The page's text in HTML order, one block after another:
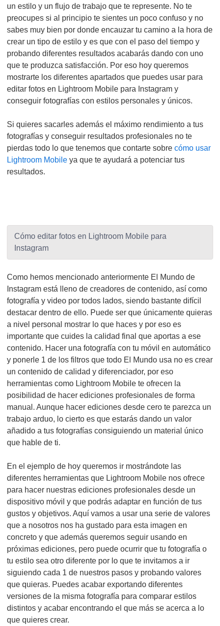
un estilo y un flujo de trabajo que te represente. No te
preocupes si al principio te sientes un poco confuso y no
sabes muy bien por donde encauzar tu camino a la hora de
crear un tipo de estilo y es que con el paso del tiempo y
probando diferentes resultados acabarás dando con uno
que te produzca satisfacción. Por eso hoy queremos
mostrarte los diferentes apartados que puedes usar para
editar fotos en Lightroom Mobile para Instagram y
conseguir fotografías con estilos personales y únicos.
Si quieres sacarles además el máximo rendimiento a tus
fotografías y conseguir resultados profesionales no te
pierdas todo lo que tenemos que contarte sobre cómo usar
Lightroom Mobile ya que te ayudará a potenciar tus
resultados.
Cómo editar fotos en Lightroom Mobile para
Instagram
Como hemos mencionado anteriormente El Mundo de
Instagram está lleno de creadores de contenido, así como
fotografía y video por todos lados, siendo bastante difícil
destacar dentro de ello. Puede ser que únicamente quieras
a nivel personal mostrar lo que haces y por eso es
importante que cuides la calidad final que aportas a ese
contenido. Hacer una fotografía con tu móvil en automático
y ponerle 1 de los filtros que todo El Mundo usa no es crear
un contenido de calidad y diferenciador, por eso
herramientas como Lightroom Mobile te ofrecen la
posibilidad de hacer ediciones profesionales de forma
manual. Aunque hacer ediciones desde cero te parezca un
trabajo arduo, lo cierto es que estarás dando un valor
añadido a tus fotografías consiguiendo un material único
que hable de ti.
En el ejemplo de hoy queremos ir mostrándote las
diferentes herramientas que Lightroom Mobile nos ofrece
para hacer nuestras ediciones profesionales desde un
dispositivo móvil y que podrás adaptar en función de tus
gustos y objetivos. Aquí vamos a usar una serie de valores
que a nosotros nos ha gustado para esta imagen en
concreto y que además queremos seguir usando en
próximas ediciones, pero puede ocurrir que tu fotografía o
tu estilo sea otro diferente por lo que te invitamos a ir
siguiendo cada 1 de nuestros pasos y probando valores
que quieras. Puedes acabar exportando diferentes
versiones de la misma fotografía para comparar estilos
distintos y acabar encontrando el que más se acerca a lo
que quieres crear.